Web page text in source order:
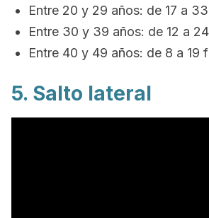
Entre 20 y 29 años: de 17 a
Entre 30 y 39 años: de 12 a
Entre 40 y 49 años: de 8 a 19
5. Salto lateral